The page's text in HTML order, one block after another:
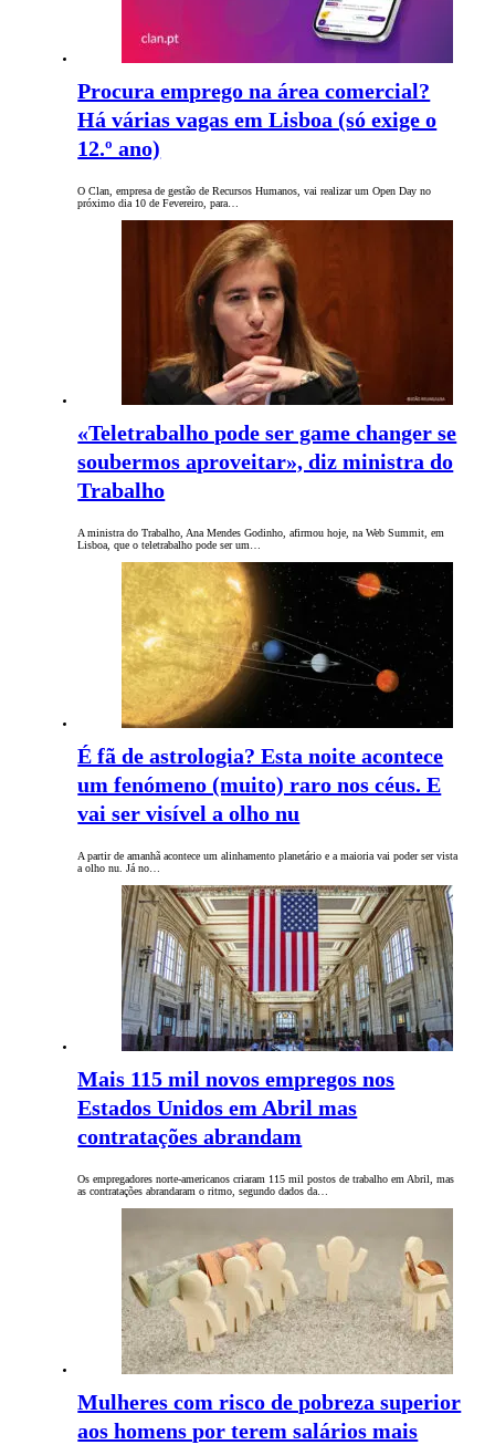
Procura emprego na área comercial?
Há várias vagas em Lisboa (só exige o
12.º ano)
O Clan, empresa de gestão de Recursos Humanos, vai realizar um Open Day no
próximo dia 10 de Fevereiro, para…
«Teletrabalho pode ser game changer se
soubermos aproveitar», diz ministra do
Trabalho
A ministra do Trabalho, Ana Mendes Godinho, afirmou hoje, na Web Summit, em
Lisboa, que o teletrabalho pode ser um…
É fã de astrologia? Esta noite acontece
um fenómeno (muito) raro nos céus. E
vai ser visível a olho nu
A partir de amanhã acontece um alinhamento planetário e a maioria vai poder ser vista
a olho nu. Já no…
Mais 115 mil novos empregos nos
Estados Unidos em Abril mas
contratações abrandam
Os empregadores norte-americanos criaram 115 mil postos de trabalho em Abril, mas
as contratações abrandaram o ritmo, segundo dados da…
Mulheres com risco de pobreza superior
aos homens por terem salários mais